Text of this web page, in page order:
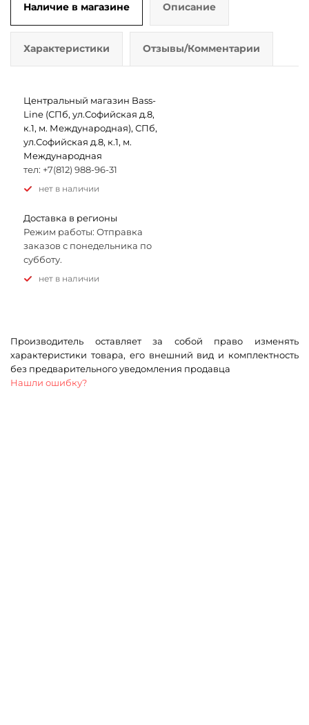
Наличие в магазине Описание
Характеристики Отзывы/Комментарии
Центральный магазин Bass-
Line (СПб, ул.Софийская д.8,
к.1, м. Международная), СПб,
ул.Софийская д.8, к.1, м.
Международная
тел: +7(812) 988-96-31
Нет в наличии
Доставка в регионы
Режим работы: Отправка
заказов с понедельника по
субботу.
Нет в наличии
Производитель оставляет за собой право изменять
характеристики товара, его внешний вид и комплектность
без предварительного уведомления продавца
Нашли ошибку?